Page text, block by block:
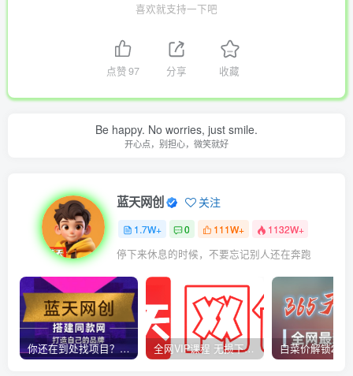
喜欢就支持一下吧
点赞97 分享 收藏
Be happy. No worries, just smile.
开心点，别担心，微笑就好
蓝天网创 关注
1.7W+ 0 111W+ 1132W+
停下来休息的时候，不要忘记别人还在奔跑
你还在到处找项目？还在当韭菜？我靠卖项目一个月收入5万+，曾经我也是个失败者。 全网VIP课程 无损下载~